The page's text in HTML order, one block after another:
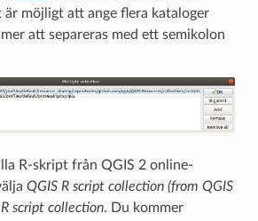
är möjligt att ange flera kataloger
att separeras med ett semikolon
R-skript från QGIS 2 online-
QGIS R script collection (from QGIS
script collection. Du kommer